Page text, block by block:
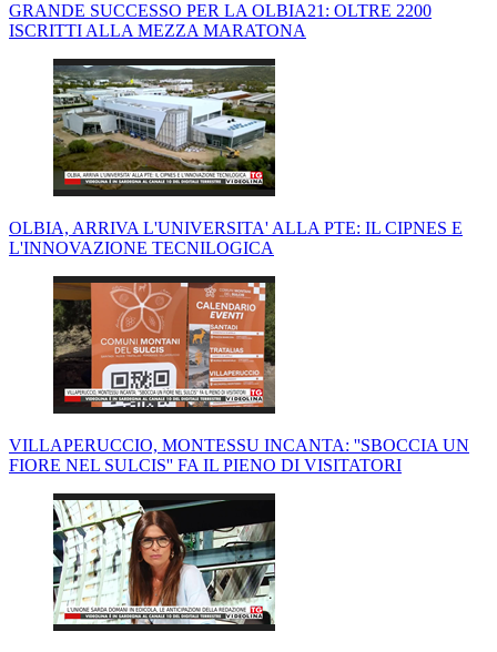
GRANDE SUCCESSO PER LA OLBIA21: OLTRE 2200
ISCRITTI ALLA MEZZA MARATONA
OLBIA, ARRIVA L'UNIVERSITA' ALLA PTE: IL CIPNES E
L'INNOVAZIONE TECNILOGICA
VILLAPERUCCIO, MONTESSU INCANTA: ''SBOCCIA UN
FIORE NEL SULCIS'' FA IL PIENO DI VISITATORI